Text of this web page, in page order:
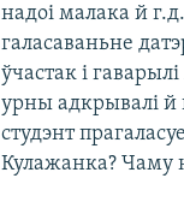
надоі малака й
галасаваньне
ўчастак і
урны адкрывалі й
студэнт
Кулажанка? Чаму